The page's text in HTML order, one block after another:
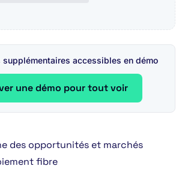
supplémentaires accessibles en démo
une démo pour tout voir
des opportunités et marchés
fibre